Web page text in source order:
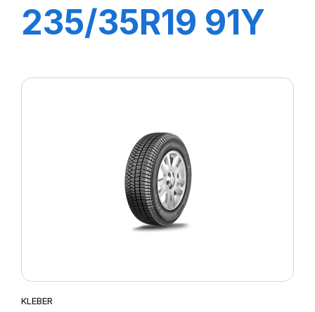
235/35R19 91Y
KLEBER